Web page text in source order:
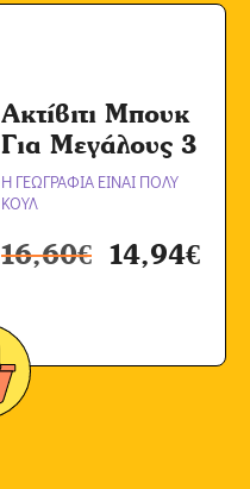
Ακτίβιτι Μπουκ
Για Μεγάλους 3
Η ΓΕΩΓΡΑΦΙΑ ΕΙΝΑΙ ΠΟΛΥ
ΚΟΥΛ
16,60€ 14,94€